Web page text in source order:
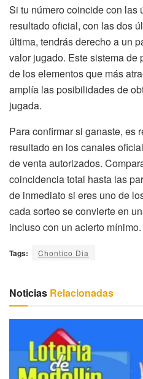
Si tu número coincide con las
resultado oficial, con las dos
última, tendrás derecho a un
valor jugado. Este sistema
de los elementos que más
amplía las posibilidades de
jugada.
Para confirmar si ganaste, es
resultado en los canales
de venta autorizados.
coincidencia total hasta las
de inmediato si eres uno de
cada sorteo se convierte en
incluso con un acierto mínimo.
Tags: Chontico Dia
Noticias Relacionadas